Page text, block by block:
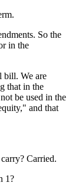
So the
in the
bill. We are
that in the
be used in the
and that
Carried.
1?